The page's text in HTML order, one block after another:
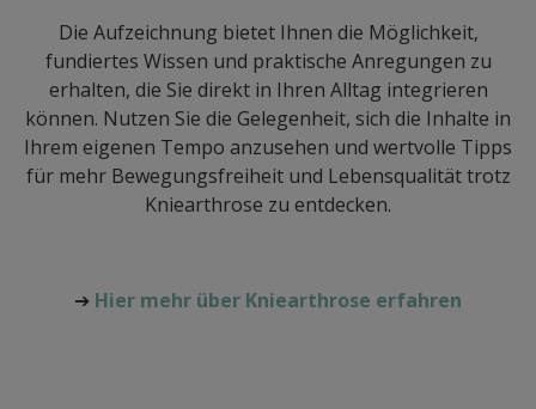
Die Aufzeichnung bietet Ihnen die Möglichkeit,
fundiertes Wissen und praktische Anregungen zu
erhalten, die Sie direkt in Ihren Alltag integrieren
können. Nutzen Sie die Gelegenheit, sich die Inhalte in
Ihrem eigenen Tempo anzusehen und wertvolle Tipps
für mehr Bewegungsfreiheit und Lebensqualität trotz
Kniearthrose zu entdecken.
➔ Hier mehr über Kniearthrose erfahren